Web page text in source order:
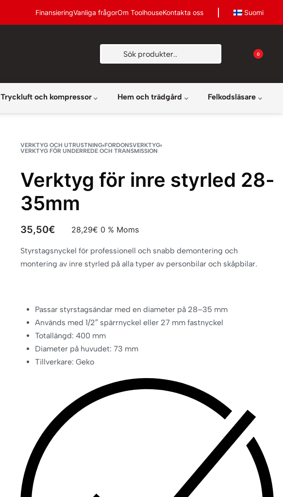
FinansieringVanliga frågorOm ToolhouseKontakta oss Suomi
0
Tryckluft och kompressor Hem och trädgård Felkodsläsare
VERKTYG OCH UTRUSTNING›FORDONSVERKTYG›
VERKTYG FÖR UNDERREDE OCH TRANSMISSION
Verktyg för inre styrled 28-
35mm
35,50€ 28,29€ 0 % Moms
Styrstagsnyckel för professionell och snabb demontering och
montering av inre styrled på alla typer av personbilar och skåpbilar.
Passar styrstagsändar med en diameter på 28–35 mm
Används med 1/2″ spärrnyckel eller 27 mm fastnyckel
Totallängd: 400 mm
Diameter på huvudet: 73 mm
Tillverkare: Geko